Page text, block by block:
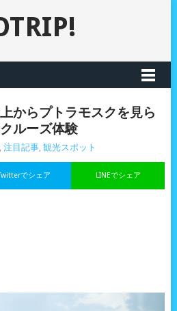
からプトラモスクを見ら
ルーズ体験
, 注目記事, 観光スポット
LINEでシェア
でシェア